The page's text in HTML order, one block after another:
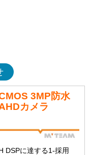
3MP防水
カメラ
DSPに達する1-採用